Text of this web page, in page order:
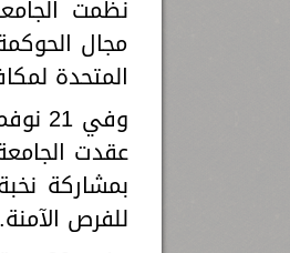
مجال
المتحدة
عقدت
بمشاركة
للفرص الآمنة.